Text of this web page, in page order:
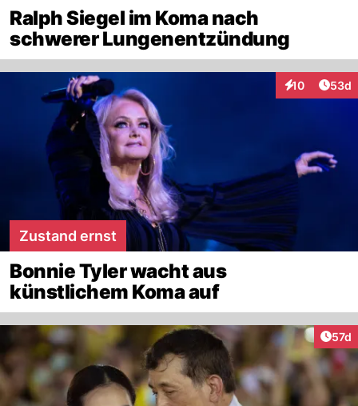
Ralph Siegel im Koma nach
schwerer Lungenentzündung
10
Interaktionen
53d
Zustand ernst
Bonnie Tyler wacht aus
künstlichem Koma auf
57d